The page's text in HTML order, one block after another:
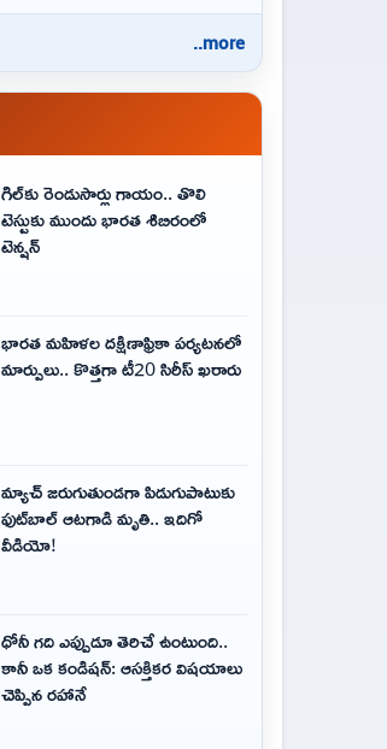
..more
గిల్‌కు రెండుసార్లు గాయం.. తొలి
టెస్టుకు ముందు భారత శిబిరంలో
టెన్షన్
భారత మహిళల దక్షిణాఫ్రికా పర్యటనలో
మార్పులు.. కొత్తగా టీ20 సిరీస్ ఖరారు
మ్యాచ్ జరుగుతుండగా పిడుగుపాటుకు
ఫుట్‌బాల్ ఆటగాడి మృతి.. ఇదిగో
వీడియో!
ధోనీ గది ఎప్పుడూ తెరిచే ఉంటుంది..
కానీ ఒక కండిషన్: ఆసక్తికర విషయాలు
చెప్పిన రహానే